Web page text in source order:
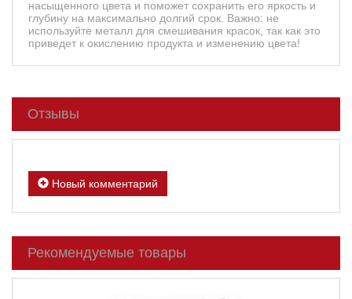
насыщенного цвета и поможет сохранить его яркость и
глубину на максимально долгий срок. Важно: не
используйте металл для смешивания красок, так как это
приведет к окислению продукта и изменению цвета!
Отзывы
Новый комментарий
Рекомендуемые товары